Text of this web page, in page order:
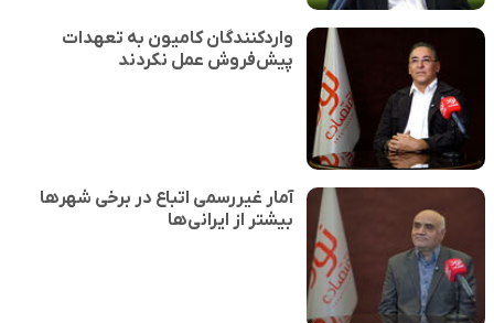
واردکنندگان کامیون به تعهدات
پیش‌فروش عمل نکردند
آمار غیررسمی اتباع در برخی شهرها
بیشتر از ایرانی‌ها